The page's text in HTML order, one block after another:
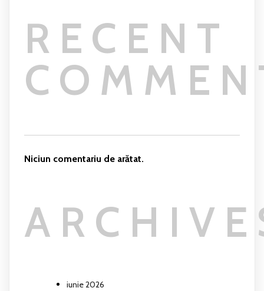
RECENT
Niciun comentariu de arătat.
iunie 2026